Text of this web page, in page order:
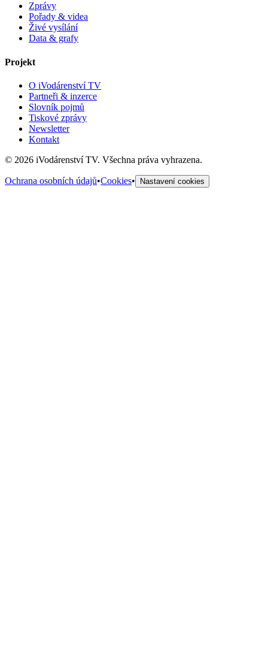
Zprávy
Pořady & videa
Živé vysílání
Data & grafy
Projekt
O iVodárenství TV
Partneři & inzerce
Slovník pojmů
Tiskové zprávy
Newsletter
Kontakt
© 2026 iVodárenství TV. Všechna práva vyhrazena.
Ochrana osobních údajů•Cookies• Nastavení cookies